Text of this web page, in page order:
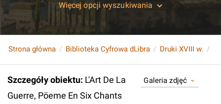
Więcej opcji wyszukiwania
Strona główna Biblioteka Cyfrowa dLibra Druki XVIII w.
Szczegóły obiektu: L'Art De La
Guerre, Pöeme En Six Chants
Galeria zdjęć